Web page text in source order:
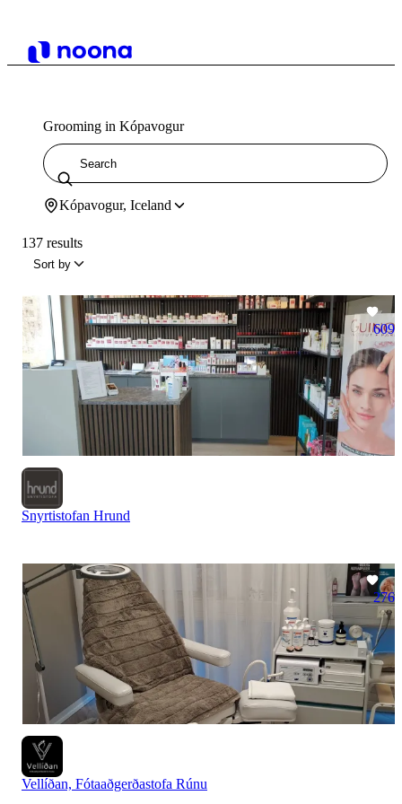
Grooming in Kópavogur
Kópavogur, Iceland
137 results
Sort by
609
Snyrtistofan Hrund
276
Vellíðan, Fótaaðgerðastofa Rúnu